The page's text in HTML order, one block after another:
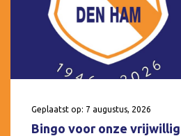
Geplaatst op: 7 augustus, 2026
Bingo voor onze